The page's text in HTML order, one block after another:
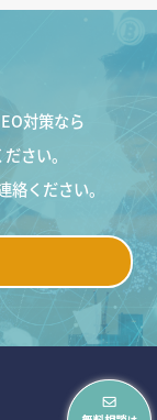
対策なら
さい。
ください。